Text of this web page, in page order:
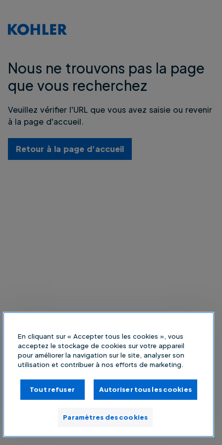
Nous ne trouvons pas la page
que vous recherchez
Veuillez vérifier l'URL que vous avez saisie ou revenir
à la page d'accueil.
Retour à la page d'accueil
En cliquant sur « Accepter tous les cookies », vous
acceptez le stockage de cookies sur votre appareil
pour améliorer la navigation sur le site, analyser son
utilisation et contribuer à nos efforts de marketing.
Tout refuser Autoriser tous les cookies
Paramètres des cookies